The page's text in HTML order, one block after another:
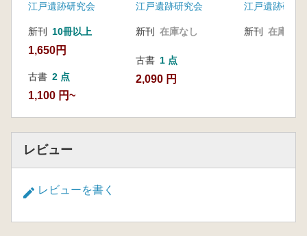
江戸遺跡研究会
新刊 10冊以上
1,650円
古書 2 点
1,100 円~
江戸遺跡研究会
新刊 在庫なし
古書 1 点
2,090 円
江戸遺跡研究
新刊 在庫なし
レビュー
レビューを書く